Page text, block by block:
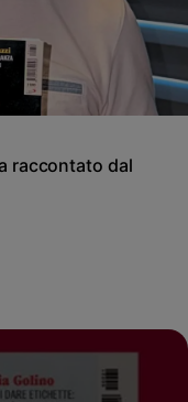
raccontato dal